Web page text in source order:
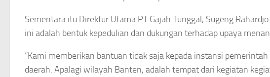
Sementara itu Direktur Utama PT Gajah Tunggal, Sugeng
ini adalah bentuk kepedulian dan dukungan terhadap upaya
“Kami memberikan bantuan tidak saja kepada instansi
daerah. Apalagi wilayah Banten, adalah tempat dari kegiatan